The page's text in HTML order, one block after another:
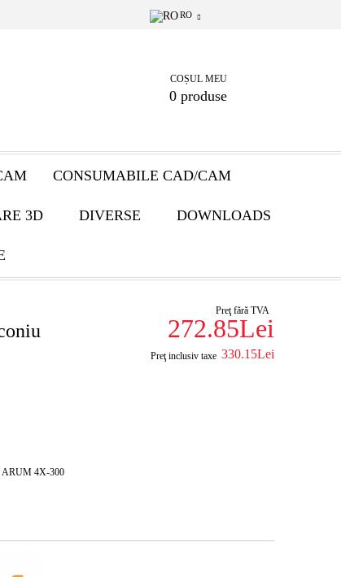
RO
COȘUL MEU
0 produse
CONSUMABILE CAD/CAM
3D DIVERSE DOWNLOADS
Preţ fără TVA
272.85Lei
Preţ inclusiv taxe 330.15Lei
ARUM 4X-300